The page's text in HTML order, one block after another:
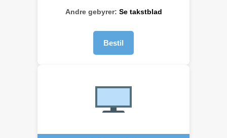
Andre gebyrer: Se takstblad
Bestil